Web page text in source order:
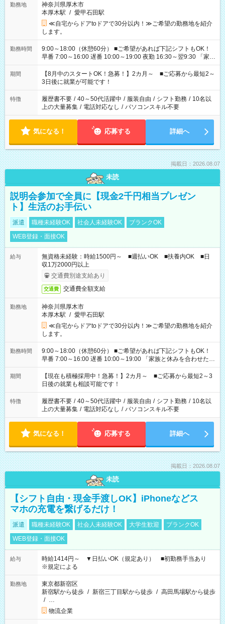
勤務地
神奈川県厚木市
本厚木駅 / 愛甲石田駅
≪自宅からドアtoドアで30分以内！≫ご希望の勤務地を紹介
します。
勤務時間
9:00～18:00（休憩60分） ■ご希望があれば下記シフトもOK！
早番 7:00～16:00 遅番 10:00～19:00 夜勤 16:30～翌9:30 「家族
と休みを合わせたい」 「余裕を持って夕飯の準備がしたい」
「できれば残業はしたくない」 など、ご希望を教えてください
ね。 ※Wワーク希望の方へ 今ご覧のお仕事で希望する勤務時間
と、もう1つのお仕事の勤務時間。 合計で週40時間を超える場
合は応募できません。
期間
【8月中のスタートOK！急募！】2カ月～ ■ご応募から最短2～
3日後に就業が可能です！
特徴 履歴書不要 / 40～50代活躍中 / 服装自由 / シフト勤務 / 10名以
上の大量募集 / 電話対応なし / パソコンスキル不要
気になる！ 応募する 詳細へ
掲載日：2026.08.07
未読
説明会参加で全員に【現金2千円相当プレゼン
ト】生活のお手伝い
派遣 職種未経験OK 社会人未経験OK
ブランクOK
WEB登録・面接OK
給与
無資格未経験：時給1500円～ ■週払いOK ■扶養内OK ■日
収1万2000円以上
交通費別途支給あり
交通費 交通費全額支給
勤務地
神奈川県厚木市
本厚木駅 / 愛甲石田駅
≪自宅からドアtoドアで30分以内！≫ご希望の勤務地を紹介
します。
勤務時間
9:00～18:00（休憩60分） ■ご希望があれば下記シフトもOK！
早番 7:00～16:00 遅番 10:00～19:00 「家族と休みを合わせた
い」 「余裕を持って夕飯の準備がしたい」 「できれば残業はし
たくない」 など、ご希望を教えてくださいね。 ※Wワーク希望
の方へ 今ご覧のお仕事で希望する勤務時間と、もう1つのお仕事
の勤務時間。 合計で週40時間を超える場合は応募できません。
期間
【現在も積極採用中！急募！】2カ月～ ■ご応募から最短2～3
日後の就業も相談可能です！
特徴 履歴書不要 / 40～50代活躍中 / 服装自由 / シフト勤務 / 10名以
上の大量募集 / 電話対応なし / パソコンスキル不要
気になる！ 応募する 詳細へ
掲載日：2026.08.07
未読
【シフト自由・現金手渡しOK】iPhoneなどス
マホの充電を繋げるだけ！
派遣 職種未経験OK 社会人未経験OK 大学生歓迎
ブランクOK
WEB登録・面接OK
給与
時給1414円～ ▼日払いOK（規定あり） ■初勤務手当あり
※規定による
勤務地
東京都新宿区
新宿駅から徒歩 / 新宿三丁目駅から徒歩 / 高田馬場駅から徒歩
/ …
物流企業